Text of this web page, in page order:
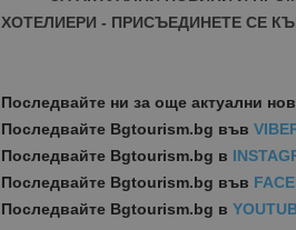
ХОТЕЛИЕРИ - ПРИСЪЕДИНЕТЕ СЕ
Последвайте ни за още актуални
Последвайте Bgtourism.bg във
Последвайте Bgtourism.bg в
Последвайте Bgtourism.bg във
Последвайте Bgtourism.bg в
is_visitor_unique
is_unique